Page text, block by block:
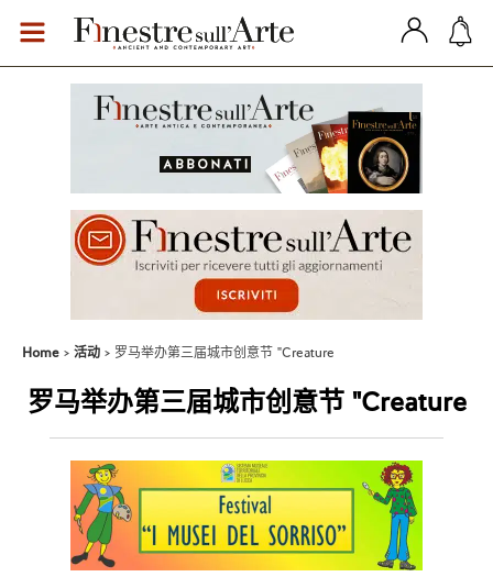
Home 活动 罗马举办第三届城市创意节 "Creature
罗马举办第三届城市创意节 "Creature